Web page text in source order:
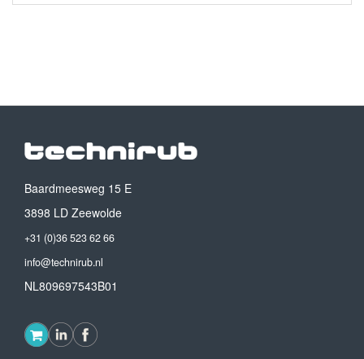
Baardmeesweg 15 E
3898 LD Zeewolde
+31 (0)36 523 62 66
info@technirub.nl
NL809697543B01